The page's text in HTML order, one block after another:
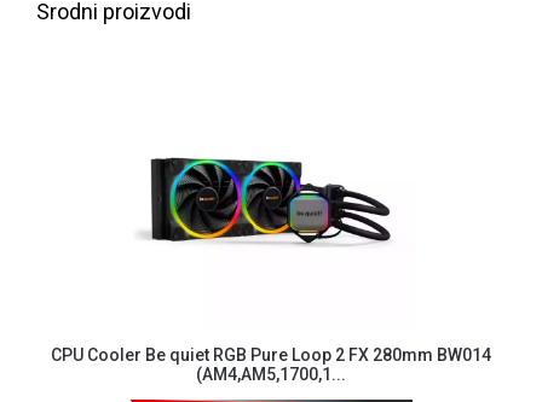
Srodni proizvodi
CPU Cooler Be quiet RGB Pure Loop 2 FX 280mm BW014
(AM4,AM5,1700,1...